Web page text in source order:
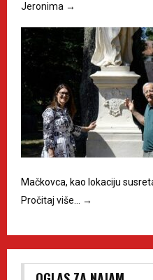
Jeronima →
Mačkovca, kao lokaciju
Pročitaj više…
→